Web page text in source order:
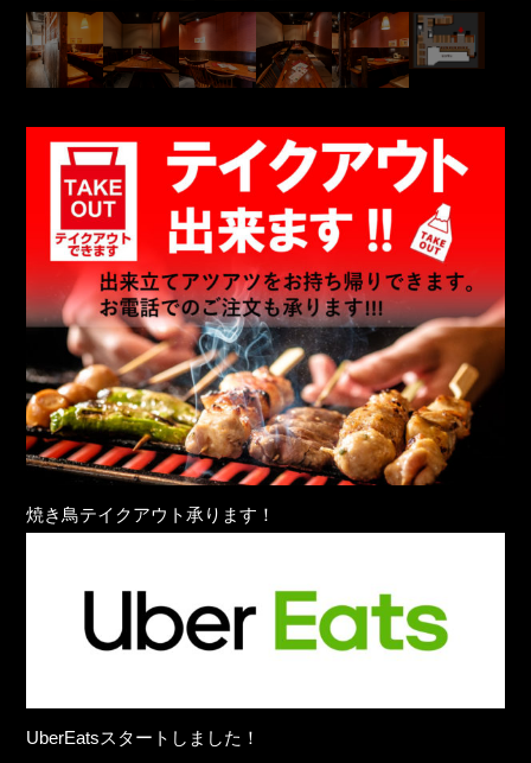
焼き鳥テイクアウト承ります！
UberEatsスタートしました！